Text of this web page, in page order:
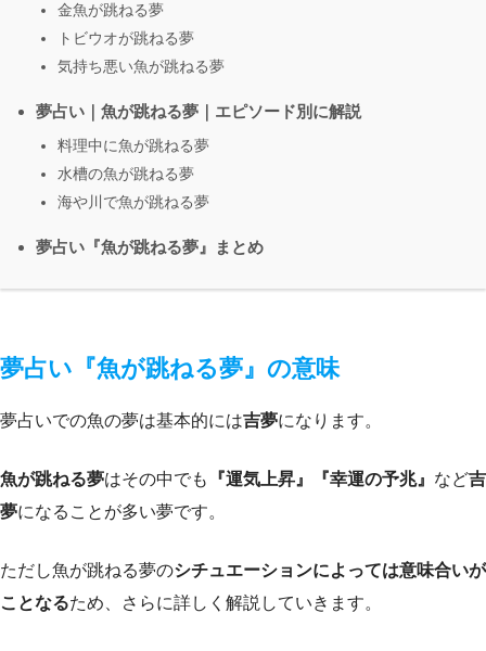
金魚が跳ねる夢
トビウオが跳ねる夢
気持ち悪い魚が跳ねる夢
夢占い｜魚が跳ねる夢｜エピソード別に解説
料理中に魚が跳ねる夢
水槽の魚が跳ねる夢
海や川で魚が跳ねる夢
夢占い『魚が跳ねる夢』まとめ
夢占い『魚が跳ねる夢』の意味
夢占いでの魚の夢は基本的には吉夢になります。
魚が跳ねる夢はその中でも 『運気上昇』『幸運の予兆』 など吉
夢になることが多い夢です。
ただし魚が跳ねる夢のシチュエーションによっては意味合いが
ことなるため、さらに詳しく解説していきます。